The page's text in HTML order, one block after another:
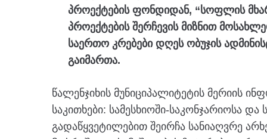
პროექტების ფონდიდან, “სოფლის
პროექტების შერჩევის მიზნით
საერთო კრებები დღეს ობუჯის
გაიმართა.
წალენჯიხის მუნიციპალიტეტის მერიის
საკითხები: სამესხიოში-საკონჯარიოსა და
გადაწყვეტილებით შეირჩა სანიაღვრე